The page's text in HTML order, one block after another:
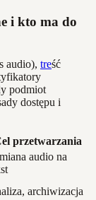
i kto ma do
audio), treść
podmiot
dostępu i
przetwarzania
audio na
archiwizacja